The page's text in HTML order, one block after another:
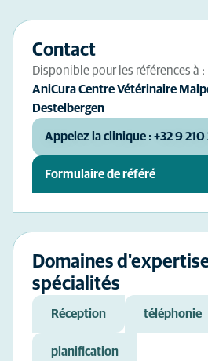
Contact
Disponible pour les références à :
AniCura Centre Vétérinaire
Destelbergen
Appelez la clinique : +32 9
Formulaire de référé
Domaines
spécialités
Réception téléphonie
planification